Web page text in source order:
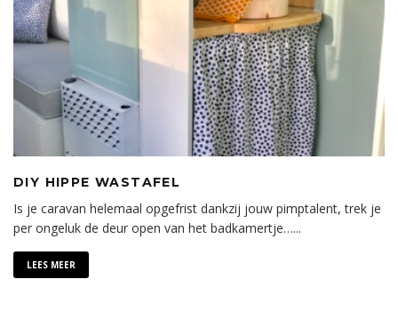
DIY HIPPE WASTAFEL
Is je caravan helemaal opgefrist dankzij jouw pimptalent, trek je
per ongeluk de deur open van het badkamertje…...
LEES MEER